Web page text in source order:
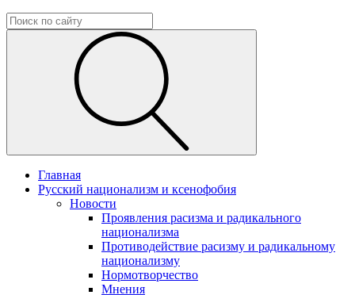
Главная
Русский национализм и ксенофобия
Новости
Проявления расизма и радикального
национализма
Противодействие расизму и радикальному
национализму
Нормотворчество
Мнения